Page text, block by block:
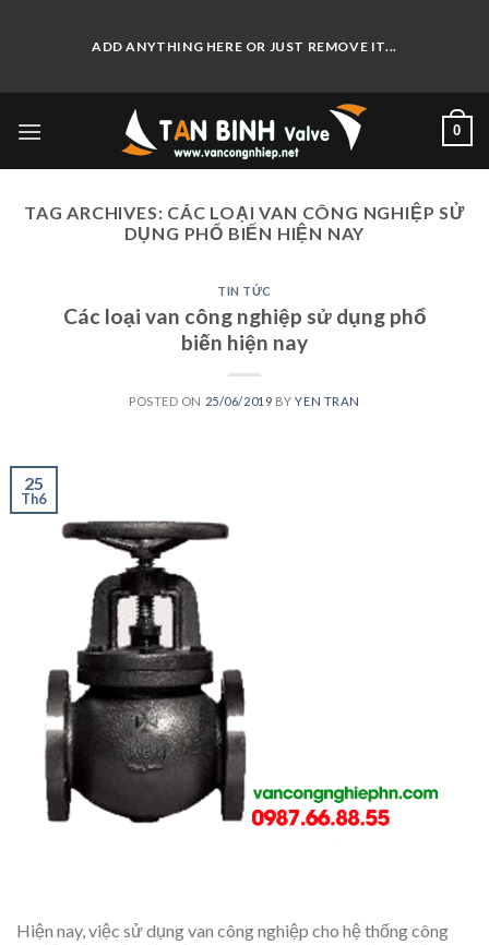
ADD ANYTHING HERE OR JUST REMOVE IT...
0
TAG ARCHIVES: CÁC LOẠI VAN CÔNG NGHIỆP SỬ
DỤNG PHỔ BIẾN HIỆN NAY
TIN TỨC
Các loại van công nghiệp sử dụng phổ
biến hiện nay
POSTED ON 25/06/2019 BYYEN TRAN
25
Th6
Hiện nay, việc sử dụng van công nghiệp cho hệ thống công